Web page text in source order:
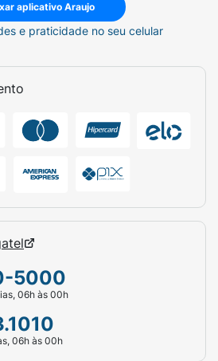
aplicativo Araujo
e praticidade no seu celular
5000
06h às 00h
06h às 00h